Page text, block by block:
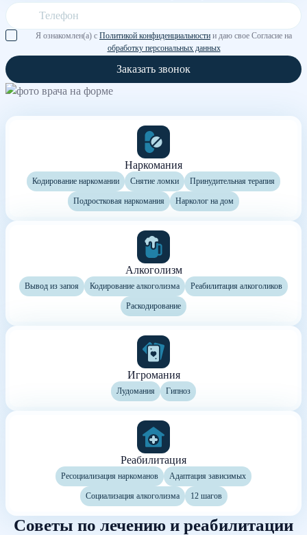
Я ознакомлен(а) с Политикой конфиденциальности и даю свое Согласие на
обработку персональных данных
Заказать звонок
Наркомания
Кодирование наркомании Снятие ломки Принудительная терапия
Подростковая наркомания Нарколог на дом
Алкоголизм
Вывод из запоя Кодирование алкоголизма Реабилитация алкоголиков
Раскодирование
Игромания
Лудомания Гипноз
Реабилитация
Ресоциализация наркоманов Адаптация зависимых
Социализация алкоголизма 12 шагов
Советы по лечению и реабилитации